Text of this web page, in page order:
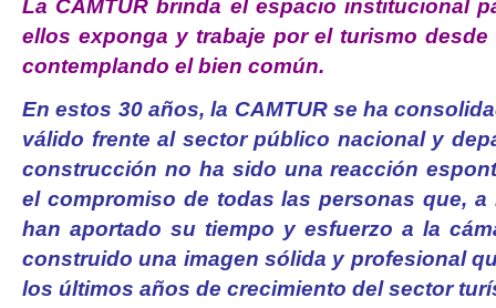
La CAMTUR brinda el espacio institucional
ellos exponga y trabaje por el turismo
contemplando el bien común.
En estos 30 años, la CAMTUR se ha
válido frente al sector público nacional y
construcción no ha sido una reacción
el compromiso de todas las personas que,
han aportado su tiempo y esfuerzo a la
construido una imagen sólida y profesional
los últimos años de crecimiento del sector